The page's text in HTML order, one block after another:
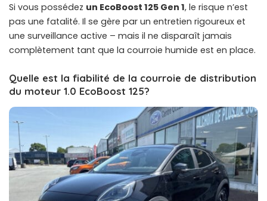
Si vous possédez un EcoBoost 125 Gen 1, le risque n’est
pas une fatalité. Il se gère par un entretien rigoureux et
une surveillance active – mais il ne disparaît jamais
complètement tant que la courroie humide est en place.
Quelle est la fiabilité de la courroie de distribution
du moteur 1.0 EcoBoost 125?